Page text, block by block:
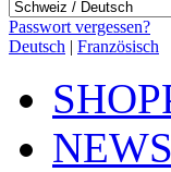
Passwort vergessen?
Deutsch | Französisch